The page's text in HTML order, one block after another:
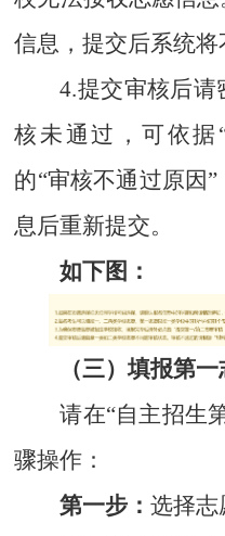
信息，提交后系统将
4.提交审核后请
核未通过，可依据
的“审核不通过原因
息后重新提交。
如下图：
（三）填报第
请在“自主招生
骤操作：
第一步：选择志